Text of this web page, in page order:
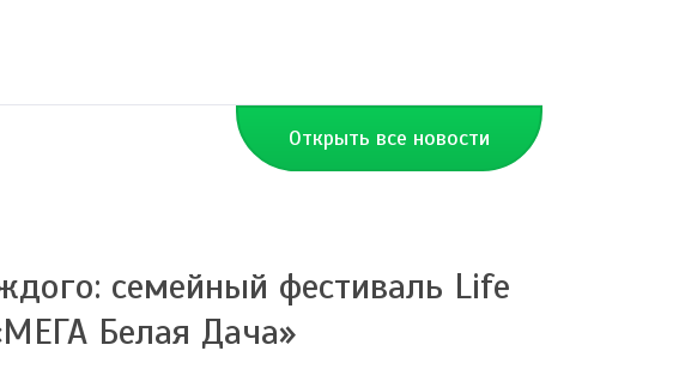
Открыть все новости
семейный фестиваль Life
Белая Дача»